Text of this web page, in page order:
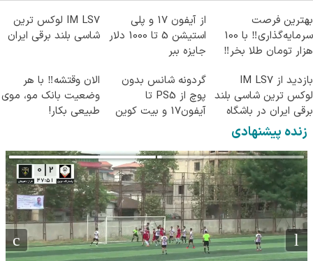
بهترین فرصت
سرمایه‌گذاری‼️ با 100
هزار تومان طلا بخر‼️
از آیفون 17 و پلی
استیشن 5 تا 1000 دلار
جایزه ببر
IM LS7 لوکس ترین
شاسی بلند برقی ایران
بازدید از IM LS7
لوکس ترین شاسی بلند
برقی ایران در باشگاه
انقلاب
گردونه شانس بدون
پوچ از PS5 تا
آیفون17 و بیت کوین
الان وقتشه‼️ با هر
وضعیت بانک مو، موی
طبیعی بکار!
زنده پیشنهادی